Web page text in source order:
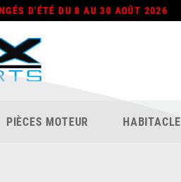
D'ÉTÉ DU 8 AU 30 AOÛT 2026
PIÈCES MOTEUR HABITACLE